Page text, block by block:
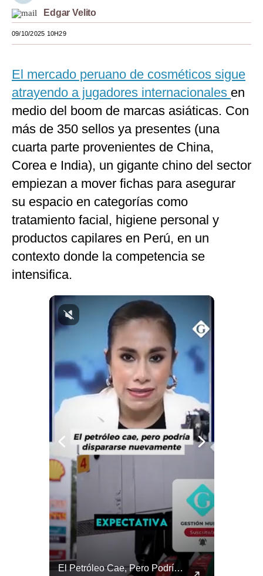
Mundo
Internacional
Tecnología
Mix
G de Gestión
Podcast
Gestión TV
Condiciones
Privacidad
Preguntas
Frecuentes
Edgar Velito
09/10/2025 10H29
El mercado peruano de cosméticos sigue
atrayendo a jugadores internacionales en
medio del boom de marcas asiáticas. Con
más de 350 sellos ya presentes (una
cuarta parte provenientes de China,
Corea e India), un gigante chino del sector
empiezan a mover fichas para asegurar
su espacio en categorías como
tratamiento facial, higiene personal y
productos capilares en Perú, en un
contexto donde la competencia se
intensifica.
El Petróleo Cae, Pero Podría Dispararse Nuevamente | #radar24